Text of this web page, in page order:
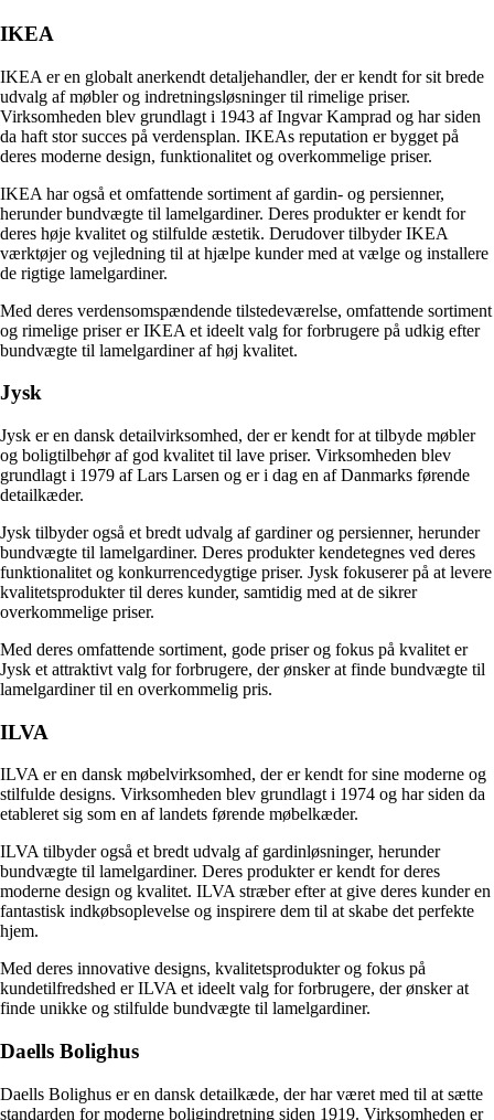
IKEA
IKEA er en globalt anerkendt detaljehandler, der er kendt for sit brede
udvalg af møbler og indretningsløsninger til rimelige priser.
Virksomheden blev grundlagt i 1943 af Ingvar Kamprad og har siden
da haft stor succes på verdensplan. IKEAs reputation er bygget på
deres moderne design, funktionalitet og overkommelige priser.
IKEA har også et omfattende sortiment af gardin- og persienner,
herunder bundvægte til lamelgardiner. Deres produkter er kendt for
deres høje kvalitet og stilfulde æstetik. Derudover tilbyder IKEA
værktøjer og vejledning til at hjælpe kunder med at vælge og installere
de rigtige lamelgardiner.
Med deres verdensomspændende tilstedeværelse, omfattende sortiment
og rimelige priser er IKEA et ideelt valg for forbrugere på udkig efter
bundvægte til lamelgardiner af høj kvalitet.
Jysk
Jysk er en dansk detailvirksomhed, der er kendt for at tilbyde møbler
og boligtilbehør af god kvalitet til lave priser. Virksomheden blev
grundlagt i 1979 af Lars Larsen og er i dag en af Danmarks førende
detailkæder.
Jysk tilbyder også et bredt udvalg af gardiner og persienner, herunder
bundvægte til lamelgardiner. Deres produkter kendetegnes ved deres
funktionalitet og konkurrencedygtige priser. Jysk fokuserer på at levere
kvalitetsprodukter til deres kunder, samtidig med at de sikrer
overkommelige priser.
Med deres omfattende sortiment, gode priser og fokus på kvalitet er
Jysk et attraktivt valg for forbrugere, der ønsker at finde bundvægte til
lamelgardiner til en overkommelig pris.
ILVA
ILVA er en dansk møbelvirksomhed, der er kendt for sine moderne og
stilfulde designs. Virksomheden blev grundlagt i 1974 og har siden da
etableret sig som en af landets førende møbelkæder.
ILVA tilbyder også et bredt udvalg af gardinløsninger, herunder
bundvægte til lamelgardiner. Deres produkter er kendt for deres
moderne design og kvalitet. ILVA stræber efter at give deres kunder en
fantastisk indkøbsoplevelse og inspirere dem til at skabe det perfekte
hjem.
Med deres innovative designs, kvalitetsprodukter og fokus på
kundetilfredshed er ILVA et ideelt valg for forbrugere, der ønsker at
finde unikke og stilfulde bundvægte til lamelgardiner.
Daells Bolighus
Daells Bolighus er en dansk detailkæde, der har været med til at sætte
standarden for moderne boligindretning siden 1919. Virksomheden er